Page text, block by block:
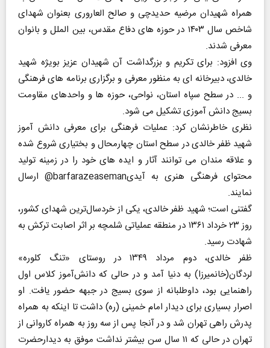
همراه شهیدان مرضیه حدیدچی و صالح العاروری بعنوان شهدای
شاخص سال ۱۴۰۳ در حوزه های دفاع مقدس، بین الملل و بانوان
معرفی شدند.
وی افزود: برای تکریم و بزرگداشت آن شهیدان عزیز بویژه شهید
خالدی، دبیرخانه ای به منظور معرفی و برگزاری برنامه های فرهنگی
و ... در سطح سپاه استان، نواحی، حوزه ها و واحدهای مقاومت
بسیج دانش آموزی تشکیل می شود.
نظری خاطرنشان کرد: عملیات فرهنگی برای معرفی دانش آموز
شهید ظفر خالدی در سطح استان چهارمحال و بختیاری شروع شده
و علاقه مندان می توانند آثار و ایده های خود را در زمینه تولید
محتوای فرهنگی هنری به آیدیbarfarazeaseman@ ارسال
نمایند.
گفتنی است؛ شهید ظفر خالدی، یکی از خردسال‌ترین شهدای کشور،
روز ۲۳ خرداد ۱۳۶۱ در منطقه عملیاتی شلمچه بر اثر اصابت ترکش به
شهادت رسید.
ظفر خالدی، دوم مرداد ۱۳۴۹ در روستای «تنگ کلوره»
لردگان(خانمیرزا) به دنیا آمد و در حالی که دانش‌آموز کلاس اول
راهنمایی بود، داوطلبانه از سوی بسیج در جبهه حضور یافت. او
اصرار بسیاری برای دیدار امام خمینی (ره) داشت تا اینکه به همراه
پدرش راهی تهران شد و در آنجا پس از سه روز به همراه کاروانی از
تهران در حالی که ۱۱ سال سن بیشتر نداشت موفق به دیدارحضرت